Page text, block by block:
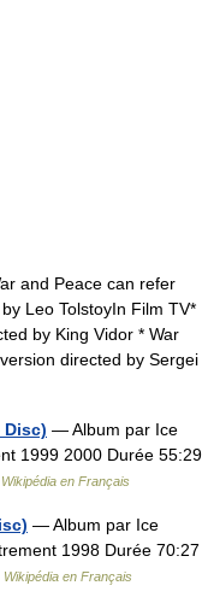
and Peace can refer
Leo TolstoyIn Film TV*
by King Vidor * War
directed by Sergei
Disc) — Album par Ice
1999 2000 Durée 55:29
Wikipédia en Français
— Album par Ice
1998 Durée 70:27
Wikipédia en Français